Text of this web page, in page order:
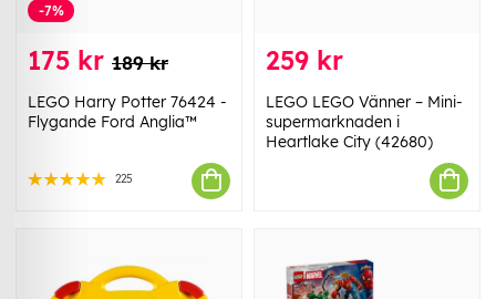
-7%
175 kr 189 kr
LEGO Harry Potter 76424 -
Flygande Ford Anglia™
225
259 kr
LEGO LEGO Vänner – Mini-
supermarknaden i
Heartlake City (42680)